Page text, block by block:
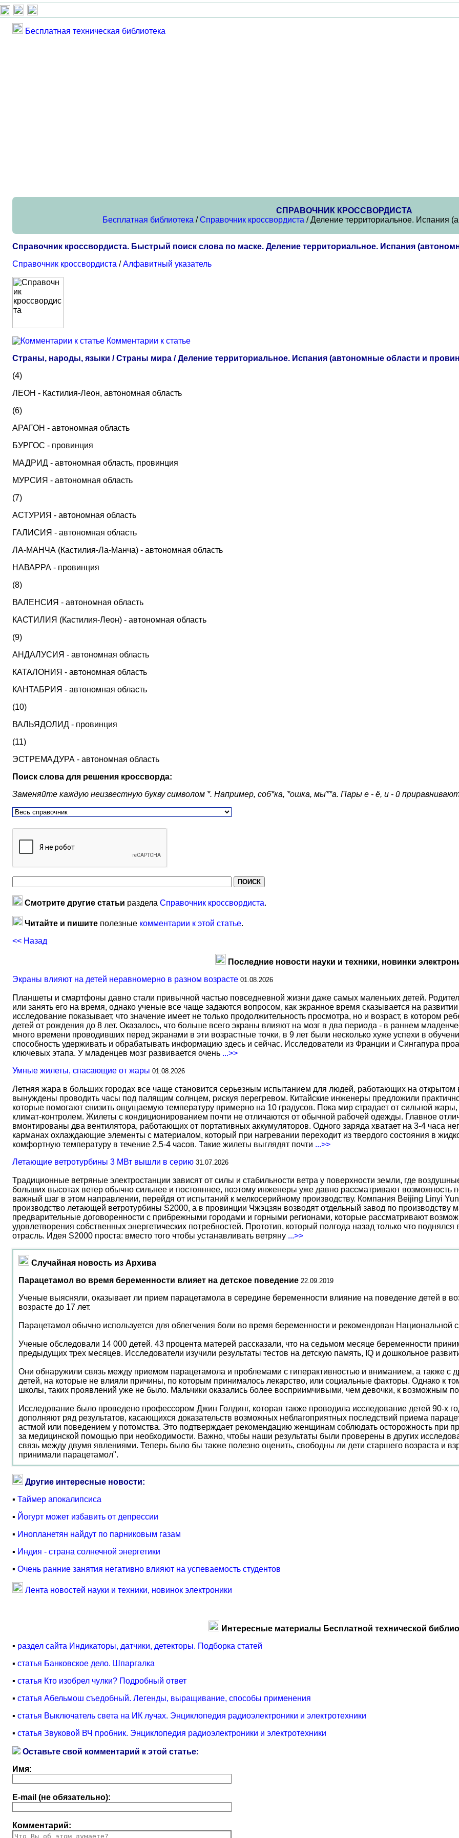
Бесплатная техническая библиотека
СПРАВОЧНИК КРОССВОРДИСТА
Бесплатная библиотека /Справочник кроссвордиста / Деление территориальное. Испания
Справочник кроссвордиста. Быстрый поиск слова по маске. Деление территориальное. Испания
Справочник кроссвордиста /Алфавитный указатель
Комментарии к статье
Страны, народы, языки / Страны мира / Деление территориальное. Испания (автономные области и
(4)
ЛЕОН - Кастилия-Леон, автономная область
(6)
АРАГОН - автономная область
БУРГОС - провинция
МАДРИД - автономная область, провинция
МУРСИЯ - автономная область
(7)
АСТУРИЯ - автономная область
ГАЛИСИЯ - автономная область
ЛА-МАНЧА (Кастилия-Ла-Манча) - автономная область
НАВАРРА - провинция
(8)
ВАЛЕНСИЯ - автономная область
КАСТИЛИЯ (Кастилия-Леон) - автономная область
(9)
АНДАЛУСИЯ - автономная область
КАТАЛОНИЯ - автономная область
КАНТАБРИЯ - автономная область
(10)
ВАЛЬЯДОЛИД - провинция
(11)
ЭСТРЕМАДУРА - автономная область
Поиск слова для решения кроссворда:
Заменяйте каждую неизвестную букву символом *. Например, соб*ка, *ошка, мы**а. Пары е - ё, и - й
Смотрите другие статьи раздела Справочник кроссвордиста.
Читайте и пишите полезные комментарии к этой статье.
<< Назад
Последние новости науки и техники, новинки
Экраны влияют на детей неравномерно в разном возрасте 01.08.2026
Планшеты и смартфоны давно стали привычной частью повседневной жизни даже самых маленьких детей.
или занять его на время, однако ученые все чаще задаются вопросом, как экранное время сказывается на
исследование показывает, что значение имеет не только продолжительность просмотра, но и возраст, в котором
детей от рождения до 8 лет. Оказалось, что больше всего экраны влияют на мозг в два периода - в раннем
много времени проводивших перед экранами в эти возрастные точки, в 9 лет были несколько хуже успехи в
способность удерживать и обрабатывать информацию здесь и сейчас. Исследователи из Франции и Сингапура
ключевых этапа. У младенцев мозг развивается очень ...>>
Умные жилеты, спасающие от жары 01.08.2026
Летняя жара в больших городах все чаще становится серьезным испытанием для людей, работающих на открытом
вынуждены проводить часы под палящим солнцем, рискуя перегревом. Китайские инженеры предложили
которые помогают снизить ощущаемую температуру примерно на 10 градусов. Пока мир страдает от сильной
климат-контролем. Жилеты с кондиционированием почти не отличаются от обычной рабочей одежды. Главное
вмонтированы два вентилятора, работающих от портативных аккумуляторов. Одного заряда хватает на 3-4 часа
карманах охлаждающие элементы с материалом, который при нагревании переходит из твердого состояния в
комфортную температуру в течение 2,5-4 часов. Такие жилеты выглядят почти ...>>
Летающие ветротурбины 3 МВт вышли в серию 31.07.2026
Традиционные ветряные электростанции зависят от силы и стабильности ветра у поверхности земли, где
больших высотах ветер обычно сильнее и постояннее, поэтому инженеры уже давно рассматривают возможность
важный шаг в этом направлении, перейдя от испытаний к мелкосерийному производству. Компания Beijing Linyi
производство летающей ветротурбины S2000, а в провинции Чжэцзян возводят отдельный завод по производству
предварительные договоренности с прибрежными городами и горными регионами, которые рассматривают
удовлетворения собственных энергетических потребностей. Прототип, который полгода назад только что
отрасль. Идея S2000 проста: вместо того чтобы устанавливать ветряну ...>>
Случайная новость из Архива
Парацетамол во время беременности влияет на детское поведение 22.09.2019
Ученые выясняли, оказывает ли прием парацетамола в середине беременности влияние на поведение детей в
возрасте до 17 лет.
Парацетамол обычно используется для облегчения боли во время беременности и рекомендован Национальной
Ученые обследовали 14 000 детей. 43 процента матерей рассказали, что на седьмом месяце беременности
предыдущих трех месяцев. Исследователи изучили результаты тестов на детскую память, IQ и дошкольное
Они обнаружили связь между приемом парацетамола и проблемами с гиперактивностью и вниманием, а также
детей, на которые не влияли причины, по которым принималось лекарство, или социальные факторы. Однако к
школы, таких проявлений уже не было. Мальчики оказались более восприимчивыми, чем девочки, к возможным
Исследование было проведено профессором Джин Голдинг, которая также проводила исследование детей 90-х
дополняют ряд результатов, касающихся доказательств возможных неблагоприятных последствий приема
астмой или поведением у потомства. Это подтверждает рекомендацию женщинам соблюдать осторожность при
за медицинской помощью при необходимости. Важно, чтобы наши результаты были проверены в других
связь между двумя явлениями. Теперь было бы также полезно оценить, свободны ли дети старшего возраста и
принимали парацетамол".
Другие интересные новости:
▪ Таймер апокалипсиса
▪ Йогурт может избавить от депрессии
▪ Инопланетян найдут по парниковым газам
▪ Индия - страна солнечной энергетики
▪ Очень ранние занятия негативно влияют на успеваемость студентов
Лента новостей науки и техники, новинок электроники
Интересные материалы Бесплатной технической
▪ раздел сайта Индикаторы, датчики, детекторы. Подборка статей
▪ статья Банковское дело. Шпаргалка
▪ статья Кто изобрел чулки? Подробный ответ
▪ статья Абельмош съедобный. Легенды, выращивание, способы применения
▪ статья Выключатель света на ИК лучах. Энциклопедия радиоэлектроники и электротехники
▪ статья Звуковой ВЧ пробник. Энциклопедия радиоэлектроники и электротехники
Оставьте свой комментарий к этой статье:
Имя:
E-mail (не обязательно):
Комментарий: